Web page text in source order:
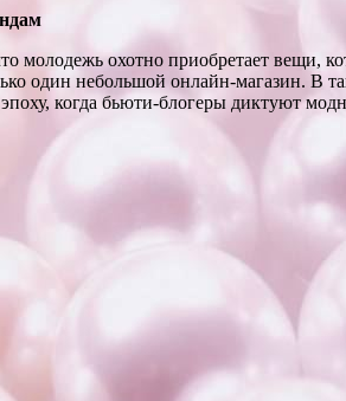
молодежь охотно приобретает вещи,
один небольшой онлайн-магазин. В
когда бьюти-блогеры диктуют